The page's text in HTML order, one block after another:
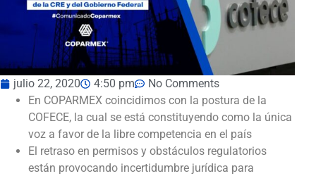
julio 22, 2020 4:50 pm
No Comments
En COPARMEX coincidimos con la postura de la
COFECE, la cual se está constituyendo como la única
voz a favor de la libre competencia en el país
El retraso en permisos y obstáculos regulatorios
están provocando incertidumbre jurídica para